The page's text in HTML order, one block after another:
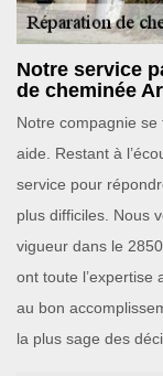
Notre service
de cheminée
Notre compagnie
aide. Restant à
service pour
plus difficiles. Nous
vigueur dans le
ont toute l’expertise
au bon
la plus sage des